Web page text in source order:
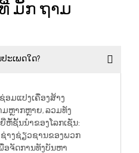
ມັກ ຖາມ
ະເພດໃດ?
ອມແປງເຄື່ອງສ້າງ
ຫຼາກຫຼາຍ, ລວມທັງ
ຫໍ້ຊັ້ນນຳຂອງໂລກເຊັ່ນ:
ຊ່າງຊ່ຽວຊານຂອງພວກ
ອຈັດການທັງບັນຫາ